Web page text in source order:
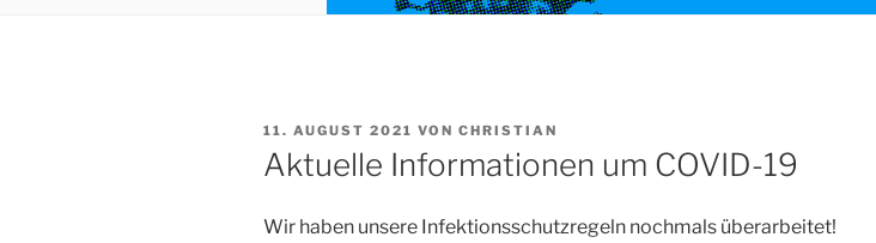
VERÖFFENTLICHT
AM
11. AUGUST 2021 VON CHRISTIAN
Aktuelle Informationen um COVID-19
Wir haben unsere Infektionsschutzregeln nochmals überarbeitet!